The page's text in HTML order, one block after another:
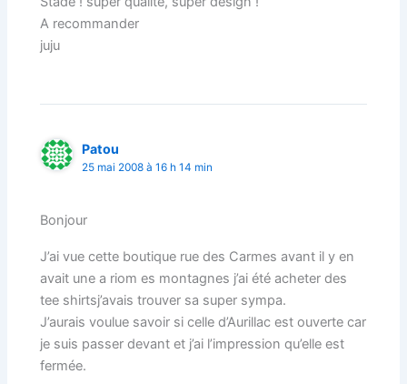
A recommander
juju
Patou
25 mai 2008 à 16 h 14 min
Bonjour
J’ai vue cette boutique rue des Carmes avant il y en
avait une a riom es montagnes j’ai été acheter des
tee shirtsj’avais trouver sa super sympa.
J’aurais voulue savoir si celle d’Aurillac est ouverte car
je suis passer devant et j’ai l’impression qu’elle est
fermée.